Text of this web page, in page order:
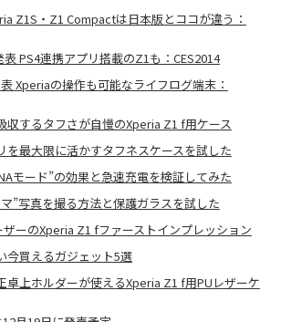
Z1S・Z1 Compactは日本版とココが違う：
PS4連携アプリ搭載のZ1も：CES2014
Xperiaの操作も可能なライフログ端末：
収するタフさが自慢のXperia Z1 f用ケース
を最大限に活かすタフネスケースを試した
モード”の効果と急速充電を検証してみた
”写真を撮る方法と保護ガラスを試した
ーのXperia Z1 fファーストインプレッション
今買えるガジェット5選
卓上ホルダーが使えるXperia Z1 f用PUレザーケ